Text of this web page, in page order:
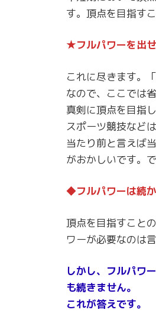
す。頂点を目指す
★フルパワーを出
これに尽きます。
なので、ここでは省
真剣に頂点を目指
スポーツ競技など
当たり前と言えば
がおかしいです。
◆フルパワーは続
頂点を目指すこと
ワーが必要なのは
しかし、フルパワ
も続きません。
これが答えです。